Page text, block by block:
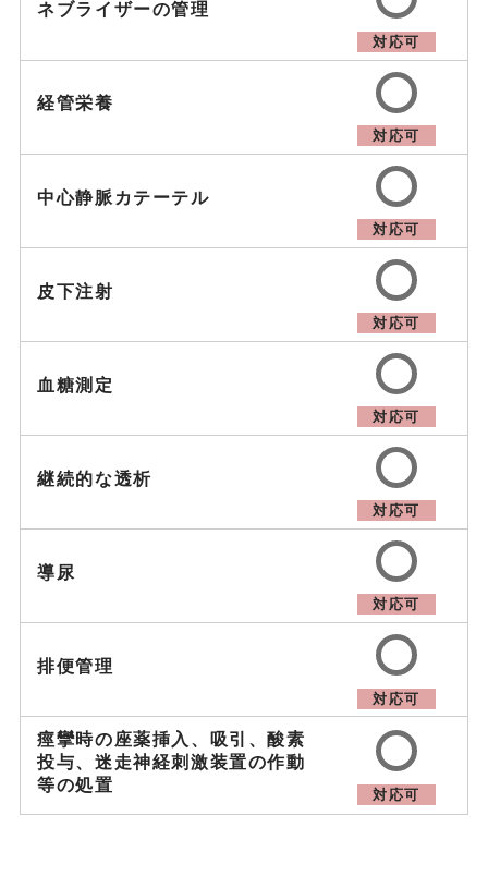
ネブライザーの管理
対応可
経管栄養
対応可
中心静脈カテーテル
対応可
皮下注射
対応可
血糖測定
対応可
継続的な透析
対応可
導尿
対応可
排便管理
対応可
痙攣時の座薬挿入、吸引、酸素
投与、迷走神経刺激装置の作動
等の処置
対応可